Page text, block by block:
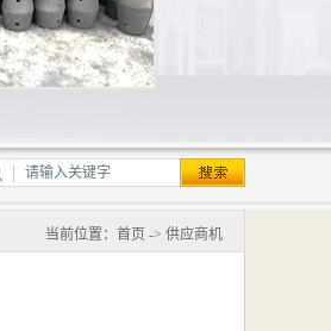
当前位置： 首页 -> 供应商机